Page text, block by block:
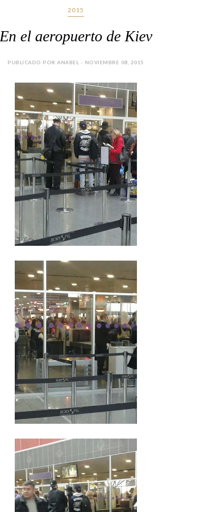
2015
En el aeropuerto de Kiev
PUBLICADO POR ANABEL - NOVIEMBRE 08, 2015